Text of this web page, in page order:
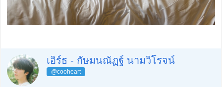
เอิร์ธ - กัษมนณัฏฐ์ นามวิโรจน์
@cooheart